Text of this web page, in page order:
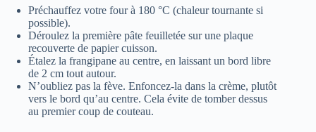
Préchauffez votre four à 180 °C (chaleur tournante si
possible).
Déroulez la première pâte feuilletée sur une plaque
recouverte de papier cuisson.
Étalez la frangipane au centre, en laissant un bord libre
de 2 cm tout autour.
N’oubliez pas la fève. Enfoncez-la dans la crème, plutôt
vers le bord qu’au centre. Cela évite de tomber dessus
au premier coup de couteau.